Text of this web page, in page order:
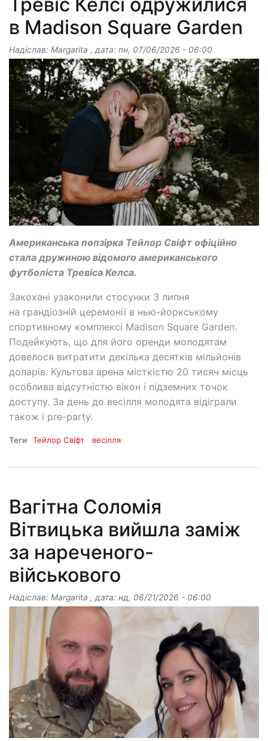
Тревіс Келсі одружилися
в Madison Square Garden
Надіслав: Margarita , дата: пн, 07/06/2026 - 06:00
Американська попзірка Тейлор Свіфт офіційно
стала дружиною відомого американського
футболіста Тревіса Келса.
Закохані узаконили стосунки 3 липня
на грандіозній церемонії в нью-йоркському
спортивному комплексі Madison Square Garden.
Подейкують, що для його оренди молодятам
довелося витратити декілька десятків мільйонів
доларів. Культова арена місткістю 20 тисяч місць
особлива відсутністю вікон і підземних точок
доступу. За день до весілля молодята відіграли
також і pre-party.
Теги Тейлор Свіфт весілля
Вагітна Соломія
Вітвицька вийшла заміж
за нареченого-
військового
Надіслав: Margarita , дата: нд, 06/21/2026 - 06:00